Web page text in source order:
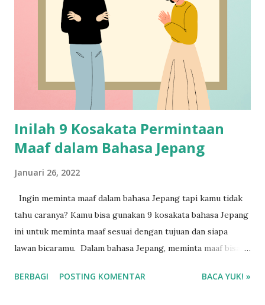
Inilah 9 Kosakata Permintaan
Maaf dalam Bahasa Jepang
Januari 26, 2022
Ingin meminta maaf dalam bahasa Jepang tapi kamu tidak
tahu caranya? Kamu bisa gunakan 9 kosakata bahasa Jepang
ini untuk meminta maaf sesuai dengan tujuan dan siapa
lawan bicaramu. Dalam bahasa Jepang, meminta maaf bisa
formal maupun informal.
BERBAGI POSTING KOMENTAR BACA YUK! »